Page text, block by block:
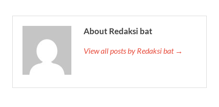
About Redaksi bat
View all posts by Redaksi bat →